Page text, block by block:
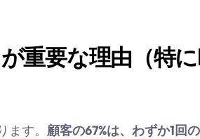
重要な理由（特
す。 顧客の67%は、わずか1回の